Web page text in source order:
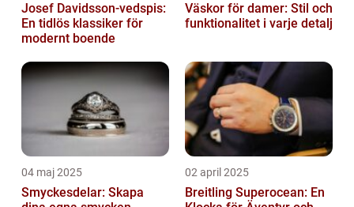
Josef Davidsson-vedspis:
En tidlös klassiker för
modernt boende
Väskor för damer: Stil och
funktionalitet i varje detalj
04 maj 2025
Smyckesdelar: Skapa
02 april 2025
Breitling Superocean: En